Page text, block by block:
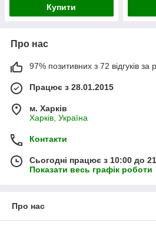
Купити
Про нас
97% позитивних з 72 відгуків за
Працює з 28.01.2015
м. Харків
Харків, Україна
Контакти
Сьогодні працює з 10:00 до
Показати весь графік роботи
Про нас